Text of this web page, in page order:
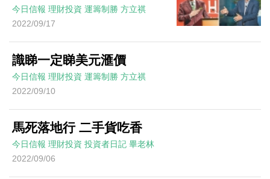
今日信報 理財投資 運籌制勝 方立祺
2022/09/17
識睇一定睇美元滙價
今日信報 理財投資 運籌制勝 方立祺
2022/09/10
馬死落地行 二手貨吃香
今日信報 理財投資 投資者日記 畢老林
2022/09/06